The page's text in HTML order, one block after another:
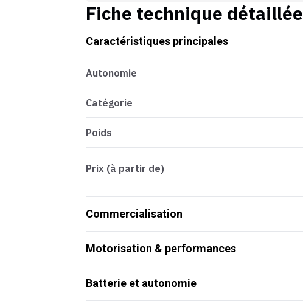
Fiche technique détaillée
Caractéristiques principales
Autonomie
Catégorie
Poids
Prix (à partir de)
Commercialisation
Motorisation & performances
Batterie et autonomie